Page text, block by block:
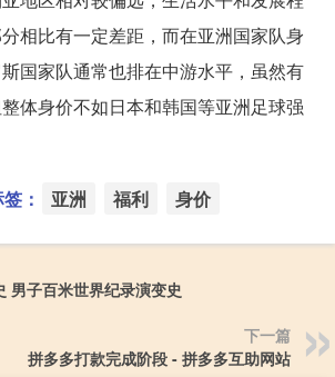
相比有一定差距，而在亚洲国家队身
国家队通常也排在中游水平，虽然有
体身价不如日本和韩国等亚洲足球强
： 亚洲 福利 身价
男子百米世界纪录演变史
下一篇
拼多多打款完成阶段 - 拼多多互助网站